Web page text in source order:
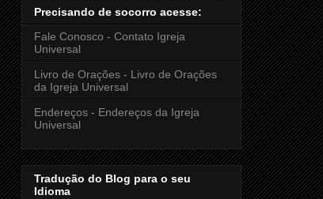
Precisando de socorro acesse:
Fale Conosco - Contato Igreja
Universal
Livro de Orações - Livro de Orações
da Igreja Universal
Endereços - Endereços da Igreja
Universal
Tradução do Blog para o seu
Idioma